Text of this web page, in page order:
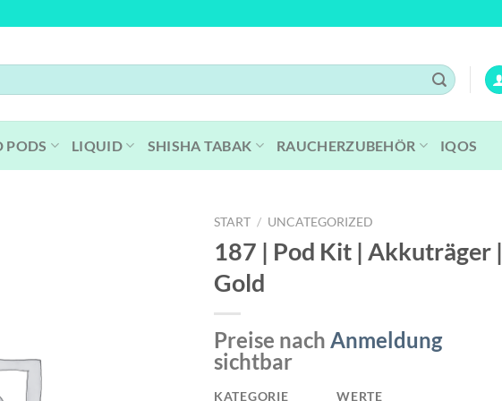
PODS LIQUID SHISHA TABAK RAUCHERZUBEHÖR IQOS
START / UNCATEGORIZED
187 | Pod Kit | Akkuträger |
Gold
Preise nach Anmeldung
sichtbar
KATEGORIE
WERTE